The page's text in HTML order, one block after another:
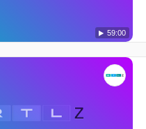
59:00